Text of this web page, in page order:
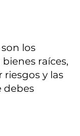
los
raíces,
y las
debes